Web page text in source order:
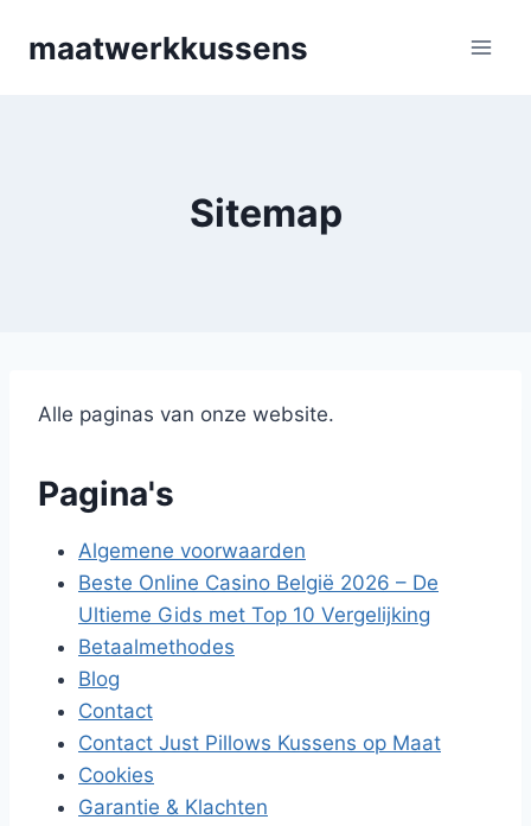
maatwerkkussens
Sitemap
Alle paginas van onze website.
Pagina's
Algemene voorwaarden
Beste Online Casino België 2026 – De
Ultieme Gids met Top 10 Vergelijking
Betaalmethodes
Blog
Contact
Contact Just Pillows Kussens op Maat
Cookies
Garantie & Klachten